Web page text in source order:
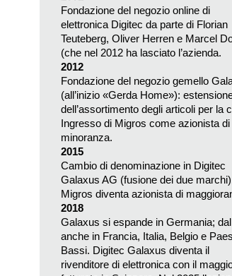
Fondazione del negozio online di
elettronica Digitec da parte di Florian
Teuteberg, Oliver Herren e Marcel
(che nel 2012 ha lasciato l’azienda.
2012
Fondazione del negozio gemello
(all’inizio «Gerda Home»):
dell’assortimento degli articoli per la
Ingresso di Migros come azionista di
minoranza.
2015
Cambio di denominazione in Digitec
Galaxus AG (fusione dei due
Migros diventa azionista di
2018
Galaxus si espande in Germania;
anche in Francia, Italia, Belgio e
Bassi. Digitec Galaxus diventa il
rivenditore di elettronica con il